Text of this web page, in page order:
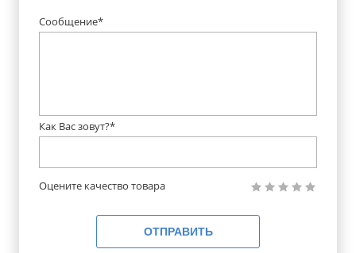
Сообщение*
Как Вас зовут?*
Оцените качество товара
ОТПРАВИТЬ